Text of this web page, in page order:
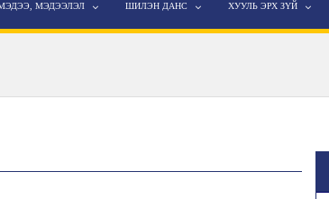
МЭДЭЭЛЭЛ ШИЛЭН ДАНС ХУУЛЬ ЭРХ ЗҮЙ